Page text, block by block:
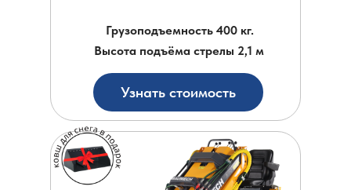
Грузоподъемность 400 кг.
Высота подъёма стрелы 2,1 м
Узнать стоимость